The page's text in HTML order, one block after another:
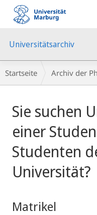
Mobile-
Navigation
Universitätsarchiv
Breadcrumb-
Navigation
Startseite Archiv der
Sie suchen
einer
Studenten
Universität?
Matrikel